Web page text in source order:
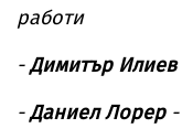
работи
-Димитър Илиев
-Даниел Лорер